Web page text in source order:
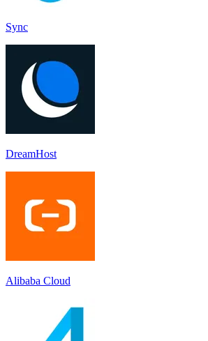
Sync
DreamHost
Alibaba Cloud